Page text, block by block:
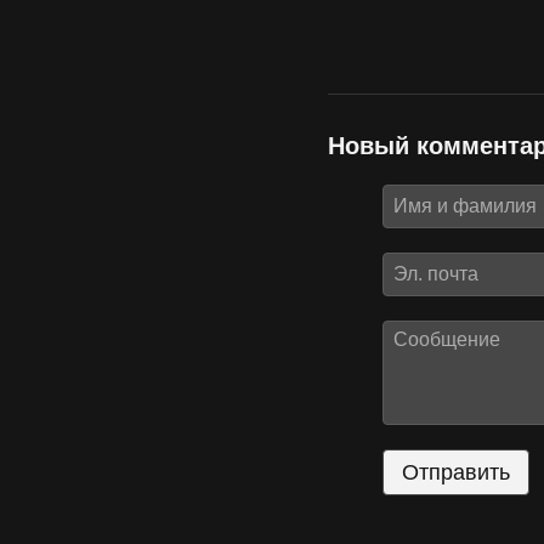
Новый
Отправить